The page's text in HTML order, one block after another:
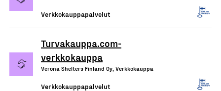
Verkkokauppapalvelut
Turvakauppa.com-
verkkokauppa
Verona Shelters Finland Oy, Verkkokauppa
Verkkokauppapalvelut